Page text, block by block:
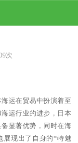
次
运在贸易中扮演着至
运行业的进步，日本
显著优势，同时在海
展现出了自身的*特魅